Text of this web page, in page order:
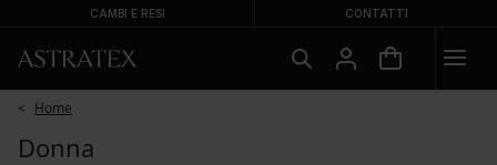
CAMBI E RESI CONTATTI
Home
Donna